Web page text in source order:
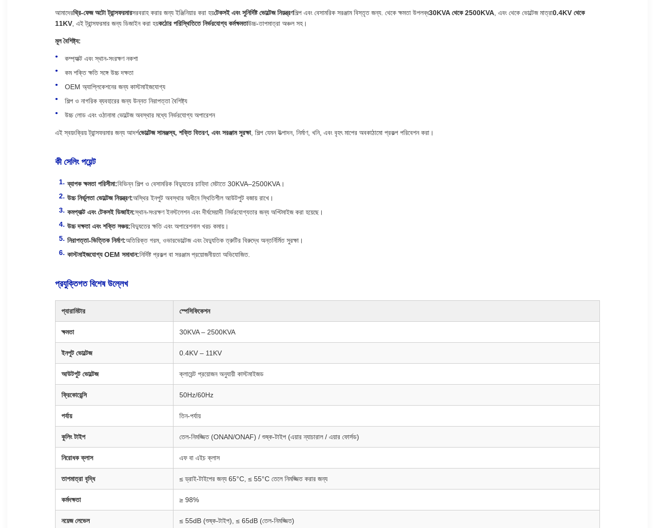
আমাদেরথ্রি-ফেজ অটো ট্রান্সফরমারসরবরাহ করার জন্য ইঞ্জিনিয়ার করা হয়টেকসই এবং সুনির্দিষ্ট ভোল্টেজ নিয়ন্ত্রণশিল্প এবং বেসামরিক সরঞ্জাম বিস্তৃত জন্য. থেকে ক্ষমতা উপলব্ধ30KVA থেকে 2500KVA , এবং থেকে ভোল্টেজ মাত্রা0.4KV থেকে
11KV , এই ট্রান্সফরমার জন্য ডিজাইন করা হয়কঠোর পরিস্থিতিতে নির্ভরযোগ্য কর্মক্ষমতাউচ্চ-তাপমাত্রা অঞ্চল সহ।
মূল বৈশিষ্ট্য:
কম্প্যাক্ট এবং স্থান-সংরক্ষণ নকশা
কম শক্তি ক্ষতি সঙ্গে উচ্চ দক্ষতা
OEM অ্যাপ্লিকেশনের জন্য কাস্টমাইজযোগ্য
শিল্প ও নাগরিক ব্যবহারের জন্য উন্নত নিরাপত্তা বৈশিষ্ট্য
উচ্চ লোড এবং ওঠানামা ভোল্টেজ অবস্থার মধ্যে নির্ভরযোগ্য অপারেশন
এই স্বয়ংক্রিয় ট্রান্সফরমার জন্য আদর্শভোল্টেজ সামঞ্জস্য, শক্তি বিতরণ, এবং সরঞ্জাম সুরক্ষা, শিল্প যেমন উত্পাদন, নির্মাণ, খনি, এবং বৃহৎ মাপের অবকাঠামো প্রকল্প পরিবেশন করা।
কী সেলিং পয়েন্ট
ব্যাপক ক্ষমতা পরিসীমা:বিভিন্ন শিল্প ও বেসামরিক বিদ্যুতের চাহিদা মেটাতে 30KVA–2500KVA।
উচ্চ নির্ভুলতা ভোল্টেজ নিয়ন্ত্রণ:অস্থির ইনপুট অবস্থার অধীনে স্থিতিশীল আউটপুট বজায় রাখে।
কমপ্যাক্ট এবং টেকসই ডিজাইন:স্থান-সংরক্ষণ ইনস্টলেশন এবং দীর্ঘমেয়াদী নির্ভরযোগ্যতার জন্য অপ্টিমাইজ করা হয়েছে।
উচ্চ দক্ষতা এবং শক্তি সঞ্চয়:বিদ্যুতের ক্ষতি এবং অপারেশনাল খরচ কমায়।
নিরাপত্তা-ভিত্তিক নির্মাণ:অতিরিক্ত গরম, ওভারভোল্টেজ এবং বৈদ্যুতিক ত্রুটির বিরুদ্ধে অন্তর্নির্মিত সুরক্ষা।
কাস্টমাইজযোগ্য OEM সমাধান:নির্দিষ্ট প্রকল্প বা সরঞ্জাম প্রয়োজনীয়তা অভিযোজিত.
প্রযুক্তিগত বিশেষ উল্লেখ
প্যারামিটার স্পেসিফিকেশন
ক্ষমতা 30KVA – 2500KVA
ইনপুট ভোল্টেজ 0.4KV – 11KV
আউটপুট ভোল্টেজ ক্লায়েন্ট প্রয়োজন অনুযায়ী কাস্টমাইজড
ফ্রিকোয়েন্সি 50Hz/60Hz
পর্যায় তিন-পর্যায়
কুলিং টাইপ তেল-নিমজ্জিত (ONAN/ONAF) / শুষ্ক-টাইপ (এয়ার ন্যাচারাল / এয়ার ফোর্সড)
নিরোধক ক্লাস এফ বা এইচ ক্লাস
তাপমাত্রা বৃদ্ধি ≤ ড্রাই-টাইপের জন্য 65°C, ≤ 55°C তেলে নিমজ্জিত করার জন্য
কর্মদক্ষতা ≥ 98%
নয়েজ লেভেল ≤ 55dB (শুষ্ক-টাইপ), ≤ 65dB (তেল-নিমজ্জিত)